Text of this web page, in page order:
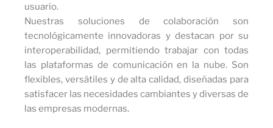
usuario.
Nuestras soluciones de colaboración son
tecnológicamente innovadoras y destacan por su
interoperabilidad, permitiendo trabajar con todas
las plataformas de comunicación en la nube. Son
flexibles, versátiles y de alta calidad, diseñadas para
satisfacer las necesidades cambiantes y diversas de
las empresas modernas.